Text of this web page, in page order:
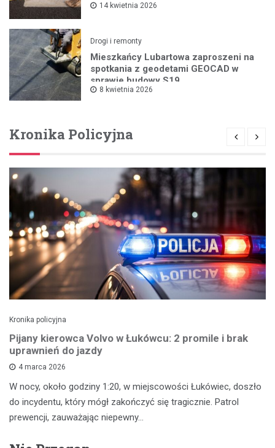
14 kwietnia 2026
Drogi i remonty
Mieszkańcy Lubartowa zaproszeni na
spotkania z geodetami GEOCAD w
sprawie budowy S19
8 kwietnia 2026
Kronika Policyjna
Kronika policyjna
Pijany kierowca Volvo w Łukówcu: 2 promile i brak
uprawnień do jazdy
4 marca 2026
W nocy, około godziny 1:20, w miejscowości Łukówiec, doszło
do incydentu, który mógł zakończyć się tragicznie. Patrol
prewencji, zauważając niepewny…